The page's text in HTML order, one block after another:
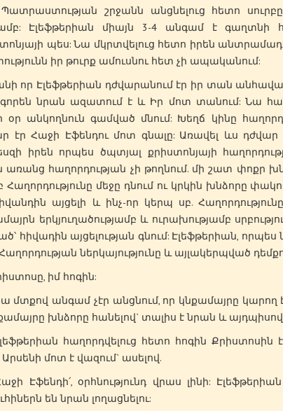
շրջանն անցնելուց հետո
Էլեֆթերիան միայն 3-4 անգամ է գաղտնի
պես: Նա մկրտվելուց հետո իրեն
իր թուրք ամուսնու հետ չի ապականում:
որ Էլեֆթերիան դժվարանում էր իր տան
նրան ազատում է և Իր մոտ տանում: Նա
օր անկողնուն գամված մնում: Խեղճ կինը
էր Հաջի Էֆենդու մոտ գնալը: Առավել ևս դժվար
իրեն որպես ծպտյալ քրիստոնյայի
առանց հաղորդության չի թողնում. մի շատ փոքր
Հաղորդությունը մեջը դնում ու կրկին խնձորը
այցելի և ինչ-որ կերպ սբ.
երկյուղածությամբ և ուրախությամբ
հիվադին այցելության գնում: Էլեֆթերիան, որպես
Հաղորդության ներկայությունը և այլակերպված
իմ հոգին:
մտքով անգամ չէր անցնում, որ կնքամայրը կարող
խնձորը հանելով` տալիս է նրան և այդպիսով
հաղորդվելուց հետո հոգին Քրիստոսին
Արսենի մոտ է վազում` ասելով.
Էֆենդի՛, օրհնությունդ վրաս լինի:
են նրան լողացնելու: